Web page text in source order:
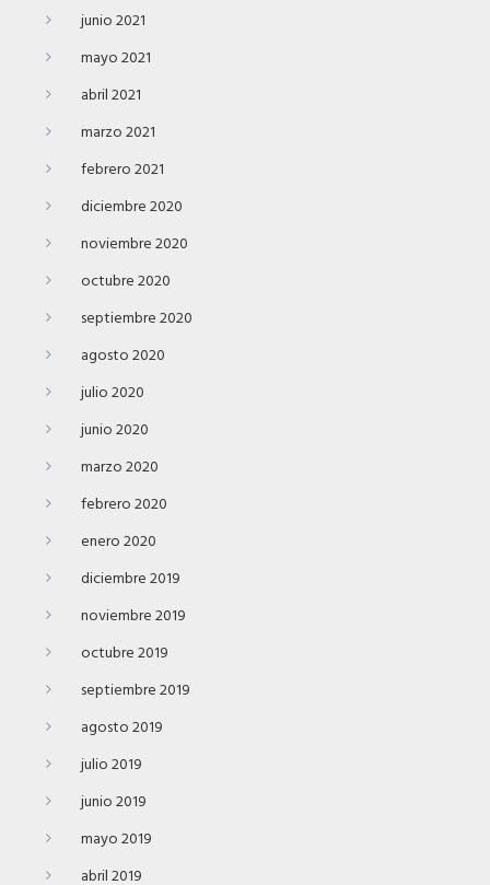
junio 2021
mayo 2021
abril 2021
marzo 2021
febrero 2021
diciembre 2020
noviembre 2020
octubre 2020
septiembre 2020
agosto 2020
julio 2020
junio 2020
marzo 2020
febrero 2020
enero 2020
diciembre 2019
noviembre 2019
octubre 2019
septiembre 2019
agosto 2019
julio 2019
junio 2019
mayo 2019
abril 2019